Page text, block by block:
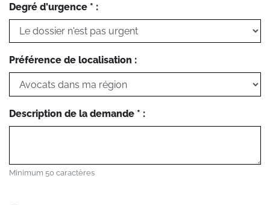
Degré d'urgence * :
Préférence de localisation :
Description de la demande * :
Minimum 50 caractères